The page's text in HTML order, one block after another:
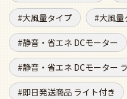
大風量タイプ 大風量
静音・省エネ DCモーター
静音・省エネ DCモーター
即日発送商品 ライト付き